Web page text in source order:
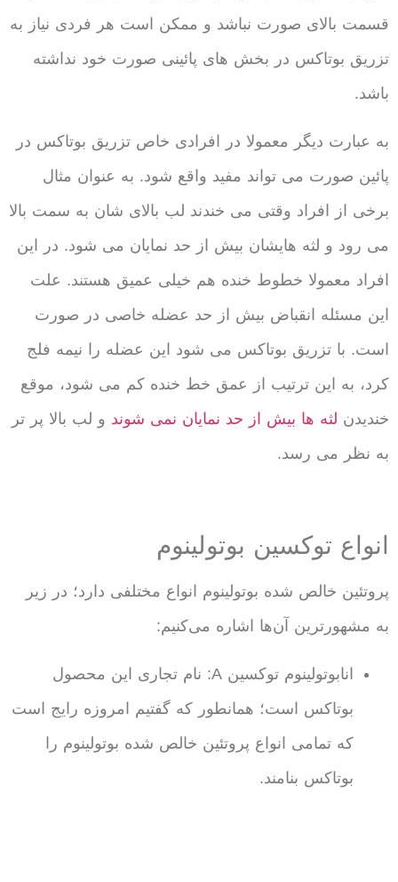
قسمت بالای صورت نباشد و ممکن است هر فردی نیاز به
تزریق بوتاکس در بخش های پائینی صورت خود نداشته
باشد.
به عبارت دیگر معمولا در افرادی خاص تزریق بوتاکس در
پائین صورت می تواند مفید واقع شود. به عنوان مثال
برخی از افراد وقتی می خندند لب بالای شان به سمت بالا
می رود و لثه هایشان بیش از حد نمایان می شود. در این
افراد معمولا خطوط خنده هم خیلی عمیق هستند. علت
این مسئله انقباض بیش از حد عضله خاصی در صورت
است. با تزریق بوتاکس می شود این عضله را نیمه فلج
کرد، به این ترتیب از عمق خط خنده کم می شود، موقع
خندیدن لثه ها بیش از حد نمایان نمی شوند و لب بالا پر تر
به نظر می رسد.
انواع توکسین بوتولینوم
پروتئین خالص شده بوتولینوم انواع مختلفی دارد؛ در زیر
به مشهورترین آن‌ها اشاره می‌کنیم:
انابوتولینوم توکسین A: نام تجاری این محصول
بوتاکس است؛ همانطور که گفتیم امروزه رایج است
که تمامی انواع پروتئین خالص شده بوتولینوم را
بوتاکس بنامند.